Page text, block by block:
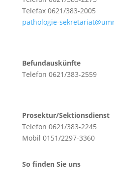
Telefax 0621/383-2005
pathologie-
Befundauskünfte
Telefon 0621/383-2559
Prosektur/Sektionsdienst
Telefon 0621/383-2245
Mobil 0151/2297-3360
So finden Sie uns